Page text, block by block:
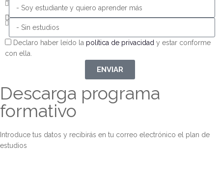
Declaro haber leído la política de privacidad y estar conforme
con ella.
ENVIAR
Descarga programa
formativo
Introduce tus datos y recibirás en tu correo electrónico el plan de
estudios